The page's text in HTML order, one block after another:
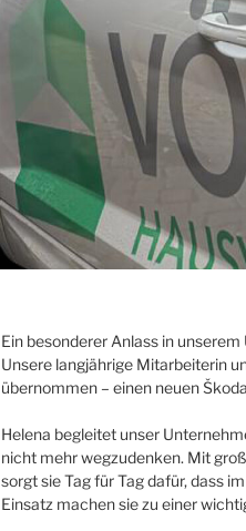
Ein besonderer Anlass in
Unsere langjährige Mitarbeiterin
übernommen – einen neuen
Helena begleitet unser
nicht mehr wegzudenken. Mit
sorgt sie Tag für Tag dafür, dass
Einsatz machen sie zu einer